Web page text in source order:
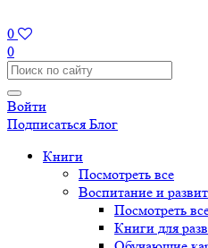
0
0
Войти
Подписаться Блог
Книги
Посмотреть все
Воспитание и
Посмотреть
Книги для